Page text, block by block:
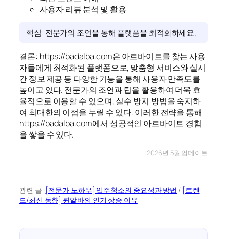
사용자 리뷰 분석 및 활용
핵심: 전문가의 조언을 통해 플랫폼을 최적화하세요.
결론: https://badalba.com은 아르바이트를 찾는 사용
자들에게 최적화된 플랫폼으로, 맞춤형 서비스와 실시
간 정보 제공 등 다양한 기능을 통해 사용자 만족도를
높이고 있다. 전문가의 조언과 팁을 활용하여 더욱 효
율적으로 이용할 수 있으며, 실수 방지 방법을 숙지하
여 최대한의 이점을 누릴 수 있다. 이러한 전략을 통해
https://badalba.com에서 성공적인 아르바이트 경험
을 쌓을 수 있다.
2026년 5월 업데이트
관련 글: [전문가 노하우] 입주청소의 중요성과 방법 / [트렌
드/최신 동향] 퀸알바의 인기 상승 이유